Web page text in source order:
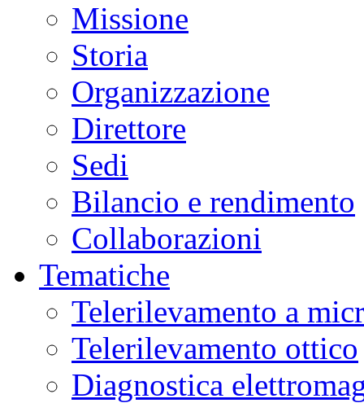
Missione
Storia
Organizzazione
Direttore
Sedi
Bilancio e rendimento
Collaborazioni
Tematiche
Telerilevamento a
Telerilevamento ottico
Diagnostica